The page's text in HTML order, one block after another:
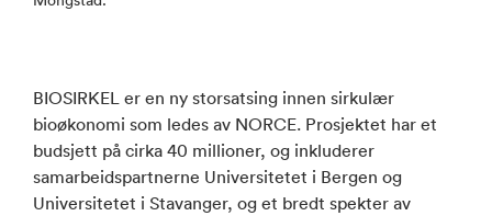
BIOSIRKEL er en ny storsatsing innen sirkulær
bioøkonomi som ledes av NORCE. Prosjektet har et
budsjett på cirka 40 millioner, og inkluderer
samarbeidspartnerne Universitetet i Bergen og
Universitetet i Stavanger, og et bredt spekter av